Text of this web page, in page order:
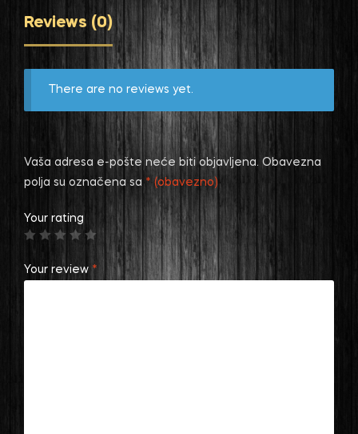
Reviews (0)
There are no reviews yet.
Vaša adresa e-pošte neće biti objavljena. Obavezna
polja su označena sa* (obavezno)
Your rating
Your review *